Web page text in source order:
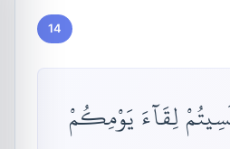
14
لِقَآءَ يَوْمِكُمْ